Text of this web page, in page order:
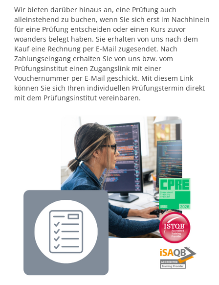
Wir bieten darüber hinaus an, eine Prüfung auch
alleinstehend zu buchen, wenn Sie sich erst im Nachhinein
für eine Prüfung entscheiden oder einen Kurs zuvor
woanders belegt haben. Sie erhalten von uns nach dem
Kauf eine Rechnung per E-Mail zugesendet. Nach
Zahlungseingang erhalten Sie von uns bzw. vom
Prüfungsinstitut einen Zugangslink mit einer
Vouchernummer per E-Mail geschickt. Mit diesem Link
können Sie sich Ihren individuellen Prüfungstermin direkt
mit dem Prüfungsinstitut vereinbaren.